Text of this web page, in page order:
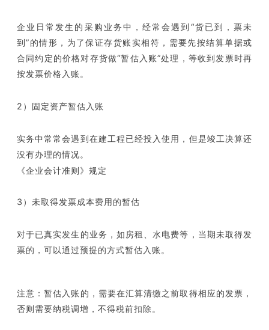
企业日常发生的采购业务中，经常会遇到“货已到，票未
到”的情形，为了保证存货账实相符，需要先按结算单据或
合同约定的价格对存货做“暂估入账”处理，等收到发票时再
按发票价格入账。
2）固定资产暂估入账
实务中常常会遇到在建工程已经投入使用，但是竣工决算还
没有办理的情况。
《企业会计准则》规定
3）未取得发票成本费用的暂估
对于已真实发生的业务，如房租、水电费等，当期未取得发
票的，可以通过预提的方式暂估入账。
注意：暂估入账的，需要在汇算清缴之前取得相应的发票，
否则需要纳税调增，不得税前扣除。